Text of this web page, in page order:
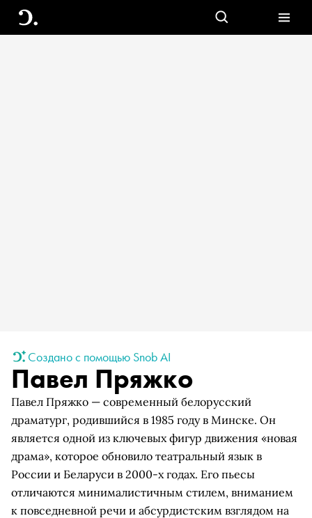
Создано с помощью Snob AI
Павел Пряжко
Павел Пряжко — современный белорусский
драматург, родившийся в 1985 году в Минске. Он
является одной из ключевых фигур движения «новая
драма», которое обновило театральный язык в
России и Беларуси в 2000-х годах. Его пьесы
отличаются минималистичным стилем, вниманием
к повседневной речи и абсурдистским взглядом на